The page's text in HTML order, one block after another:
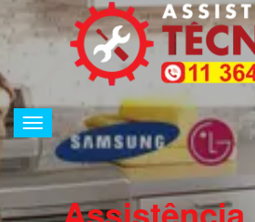
Alternar
de
navegação